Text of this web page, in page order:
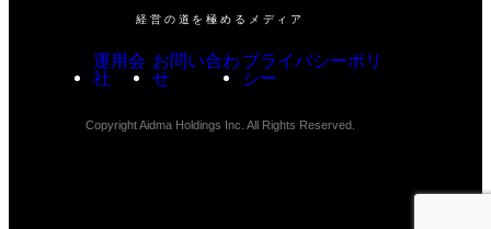
経営の道を極めるメディア
運用会
社
お問い合わ
せ
プライバシーポリ
シー
Copyright Aidma Holdings Inc. All Rights Reserved.